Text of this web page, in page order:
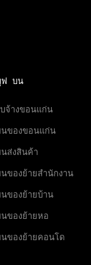
ฟ บน
จ้างขอนแก่น
ของขอนแก่น
ส่งสินค้า
ของย้ายสำนักงาน
ของย้ายบ้าน
ของย้ายหอ
ของย้ายคอนโด